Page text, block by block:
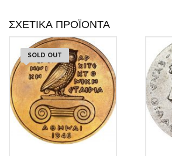
ΣΧΕΤΙΚΆ ΠΡΟΪΌΝΤΑ
SOLD OUT